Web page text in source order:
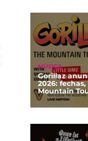
MÚSICA
Gorillaz
2026:
Mountain